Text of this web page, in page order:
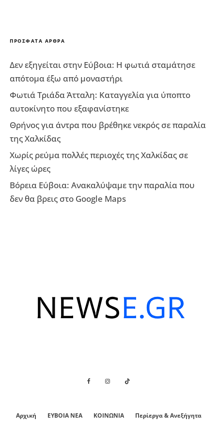
ΠΡΌΣΦΑΤΑ ΆΡΘΡΑ
Δεν εξηγείται στην Εύβοια: Η φωτιά σταμάτησε
απότομα έξω από μοναστήρι
Φωτιά Τριάδα Άτταλη: Καταγγελία για ύποπτο
αυτοκίνητο που εξαφανίστηκε
Θρήνος για άντρα που βρέθηκε νεκρός σε παραλία
της Χαλκίδας
Χωρίς ρεύμα πολλές περιοχές της Χαλκίδας σε
λίγες ώρες
Βόρεια Εύβοια: Ανακαλύψαμε την παραλία που
δεν θα βρεις στο Google Maps
Αρχική ΕΥΒΟΙΑ ΝΕΑ ΚΟΙΝΩΝΙΑ Περίεργα & Ανεξήγητα